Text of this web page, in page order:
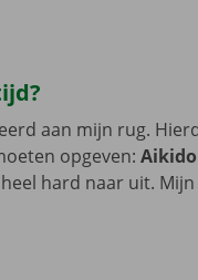
aan mijn rug.
opgeven: Aikido
hard naar uit.